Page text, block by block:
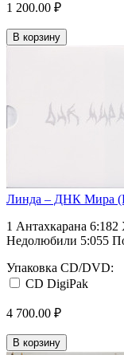
1 200.00 ₽
В корзину
Линда – ДНК Мира
1 Антахкарана
Недолюбили 5:055
Упаковка CD/DVD:
CD DigiPak
4 700.00 ₽
В корзину